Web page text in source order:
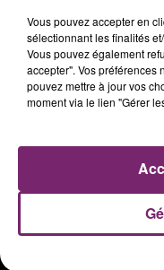
ACTUS
JEUX
Plan du
Vous pouvez accepter en
sélectionnant les finalités
Vous pouvez également
accepter". Vos préférences
pouvez mettre à jour vos
moment via le lien "Gérer